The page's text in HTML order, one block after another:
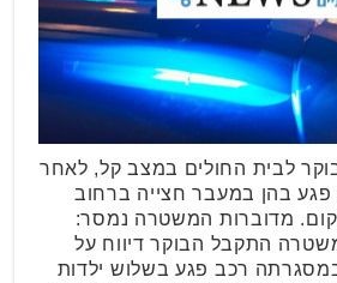
לבית החולים במצב קל, לאחר
בהן במעבר חצייה ברחוב
מדוברות המשטרה נמסר:
של המשטרה התקבל הבוקר דיווח על
רכב פגע בשלוש ילדות